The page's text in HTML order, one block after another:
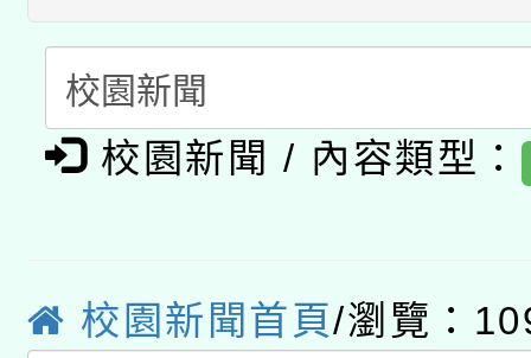
礎課程
A3數位素養講師名單
「數位內容與教學軟體
pilot」
有關大陸委員會函釋公
轉知經濟部水利署委託
用水績優單位及節水達
桃園市孔廟祈福系列
2026年桃園地景藝術
校園新聞 / 內容類型：
校園新聞首頁/瀏覽：